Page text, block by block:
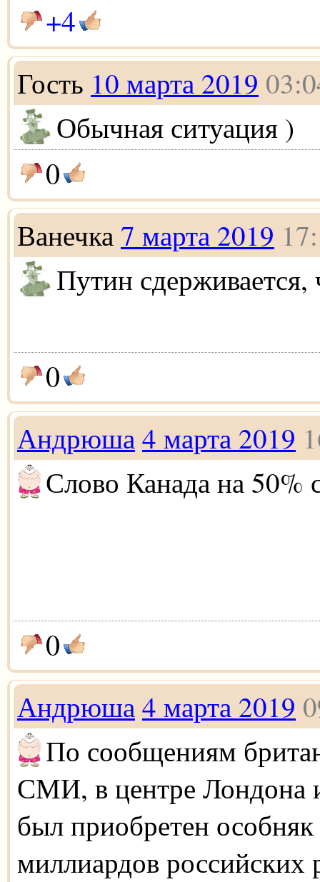
+4
Гость 10 марта 2019
Обычная ситуация )
0
Ванечка 7 марта 2019
Путин сдерживается,
0
Андрюша4 марта 2019
Слово Канада на 50%
0
Андрюша4 марта 2019
По сообщениям
СМИ, в центре Лондона
был приобретен
миллиардов российских